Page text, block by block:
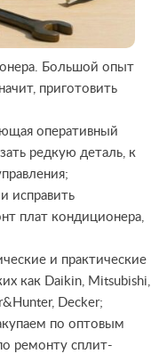
Большой опыт
приготовить
оперативный
редкую деталь, к
исправить
плат кондиционера,
и практические
как Daikin, Mitsubishi,
Decker;
по оптовым
ремонту сплит-